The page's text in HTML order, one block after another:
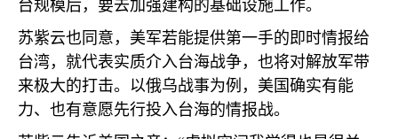
台规模后，要去加强建构的基础设施工作。
苏紫云也同意，美军若能提供第一手的即时情报给
台湾，就代表实质介入台海战争，也将对解放军带
来极大的打击。以俄乌战事为例，美国确实有能
力、也有意愿先行投入台海的情报战。